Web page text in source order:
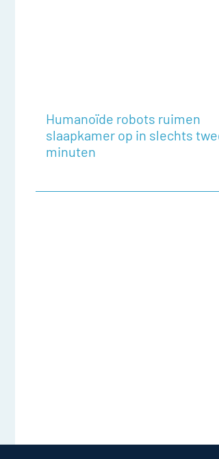
Humanoïde robots ruimen
slaapkamer op in slechts
minuten